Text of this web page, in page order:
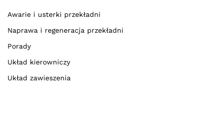
Awarie i usterki przekładni
Naprawa i regeneracja przekładni
Porady
Układ kierowniczy
Układ zawieszenia